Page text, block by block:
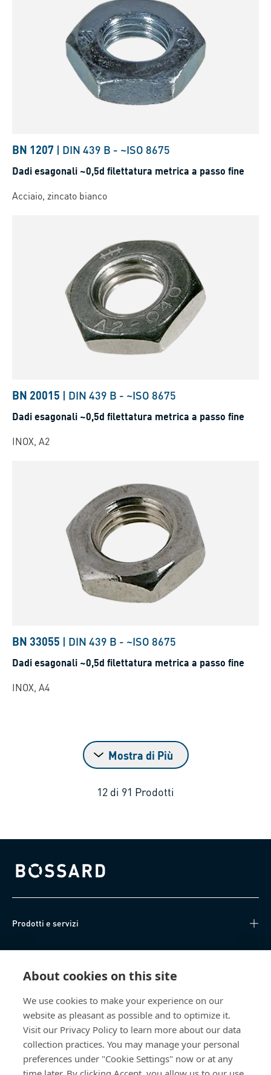
About cookies on this site
We use cookies to make your experience on our
website as pleasant as possible and to optimize it.
Visit our Privacy Policy to learn more about our data
collection practices. You may manage your personal
preferences under "Cookie Settings" now or at any
BN 1207 | DIN 439 B - ~ISO 8675
Dadi esagonali ~0,5d filettatura metrica a passo fine
Acciaio, zincato bianco
BN 20015 | DIN 439 B - ~ISO 8675
Dadi esagonali ~0,5d filettatura metrica a passo fine
INOX, A2
BN 33055 | DIN 439 B - ~ISO 8675
Dadi esagonali ~0,5d filettatura metrica a passo fine
INOX, A4
Mostra di Più
12 di 91 Prodotti
Bossard homepage
Prodotti e servizi
Knowledge Hub
Chi siamo
Bossard Italia
Via Salvatore Quasimodo, 12/14